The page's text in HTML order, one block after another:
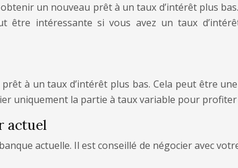
un nouveau prêt à un taux d’intérêt plus
être intéressante si vous avez un taux
à un taux d’intérêt plus bas. Cela peut être
uniquement la partie à taux variable pour profiter
actuel
actuelle. Il est conseillé de négocier avec